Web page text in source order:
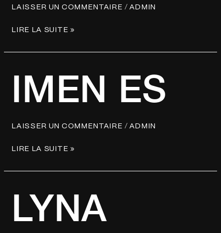
LAISSER UN COMMENTAIRE / ADMIN
LIRE LA SUITE »
IMEN ES
LAISSER UN COMMENTAIRE / ADMIN
ES
LIRE LA SUITE »
LYNA
MAHYEM